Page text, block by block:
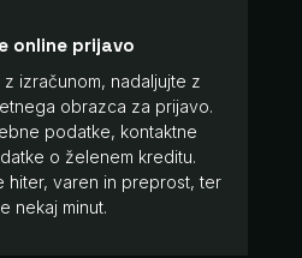
online prijavo
izračunom, nadaljujte z
obrazca za prijavo.
podatke, kontaktne
o želenem kreditu.
hiter, varen in preprost, ter
nekaj minut.